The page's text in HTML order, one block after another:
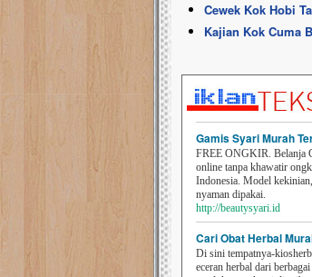
Cewek Kok Hobi
Kajian Kok Cuma
Gamis Syari Murah
FREE ONGKIR. Belanja
online tanpa khawatir
Indonesia. Model
nyaman dipakai.
http://beautysyari.id
Cari Obat Herbal
Di sini tempatnya-
eceran herbal dari